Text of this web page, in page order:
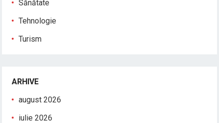
Sănătate
Tehnologie
Turism
ARHIVE
august 2026
iulie 2026